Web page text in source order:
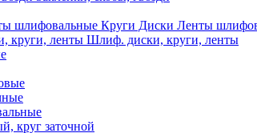
Круги Диски Ленты
Шлиф. диски, круги, ленты
круг заточной